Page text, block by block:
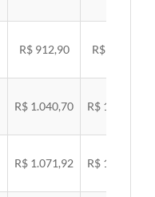
R$ 912,90 R$ 940,74
R$ 1.040,70 R$ 1.072,43
R$ 1.071,92 R$ 1.104,60